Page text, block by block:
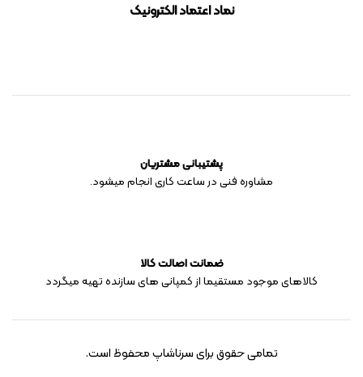
نماد اعتماد الکترونیک
پشتیبانی مشتریان
مشاوره فنی در ساعت کاری انجام میشود.
ضمانت اصالت کالا
کالاهای موجود مستقیما از کمپانی های سازنده تهیه میگردد
تمامی حقوق برای سرناشاپ محفوظ است.